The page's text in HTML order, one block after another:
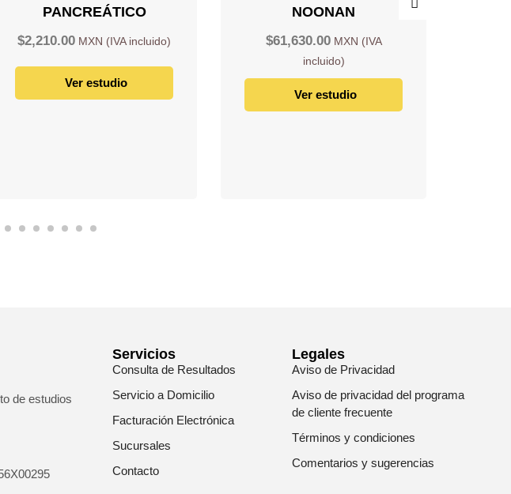
PANCREÁTICO
$2,210.00
Ver estudio
NOONAN
$61,630.00
Ver estudio
de estudios
Servicios
Consulta de Resultados
Servicio a Domicilio
Facturación Electrónica
Sucursales
Contacto
Legales
Aviso de Privacidad
Aviso de privacidad del programa
de cliente frecuente
Términos y condiciones
Comentarios y sugerencias